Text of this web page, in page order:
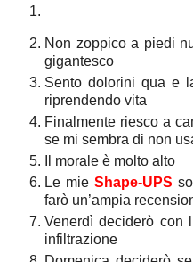
Non zoppico a piedi
gigantesco
Sento dolorini qua e
riprendendo vita
Finalmente riesco a
se mi sembra di non
Il morale è molto alto
Le mie Shape-UPS
farò un’ampia
Venerdì deciderò con
infiltrazione